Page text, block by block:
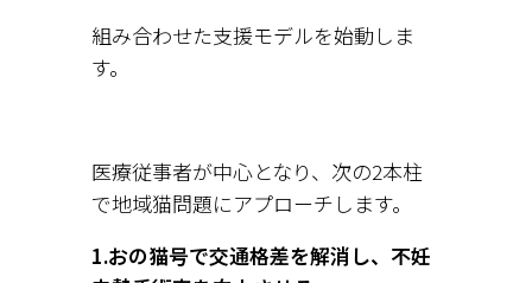
組み合わせた支援モデルを始動しま
す。
医療従事者が中心となり、次の2本柱
で地域猫問題にアプローチします。
1.おの猫号で交通格差を解消し、不妊